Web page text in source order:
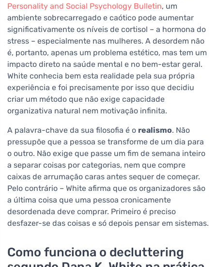
Personality and Social Psychology Bulletin, um
ambiente sobrecarregado e caótico pode aumentar
significativamente os níveis de cortisol – a hormona do
stress – especialmente nas mulheres. A desordem não
é, portanto, apenas um problema estético, mas tem um
impacto direto na saúde mental e no bem-estar geral.
White conhecia bem esta realidade pela sua própria
experiência e foi precisamente por isso que decidiu
criar um método que não exige capacidade
organizativa natural nem motivação infinita.
A palavra-chave da sua filosofia é o realismo. Não
pressupõe que a pessoa se transforme de um dia para
o outro. Não exige que passe um fim de semana inteiro
a separar coisas por categorias, nem que compre
caixas de arrumação caras antes sequer de começar.
Pelo contrário – White afirma que os organizadores são
a última coisa que uma pessoa cronicamente
desordenada deve comprar. Primeiro é preciso
desfazer-se das coisas e só depois pensar em sistemas.
Como funciona o decluttering